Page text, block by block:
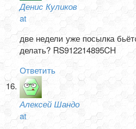
Денис Куликов
at
две недели уже посылка
делать? RS912214895CH
Ответить
Алексей Шандо
at